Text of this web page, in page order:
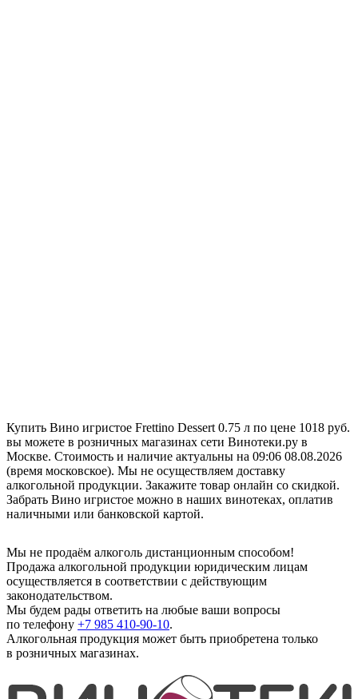
Купить Вино игристое Frettino Dessert 0.75 л по цене 1018 руб.
вы можете в розничных магазинах сети Винотеки.ру в
Москве. Стоимость и наличие актуальны на 09:06 08.08.2026
(время московское). Мы не осуществляем доставку
алкогольной продукции. Закажите товар онлайн со скидкой.
Забрать Вино игристое можно в наших винотеках, оплатив
наличными или банковской картой.
Мы не продаём алкоголь дистанционным способом!
Продажа алкогольной продукции юридическим лицам
осуществляется в соответствии с действующим
законодательством.
Мы будем рады ответить на любые ваши вопросы
по телефону +7 985 410-90-10.
Алкогольная продукция может быть приобретена только
в розничных магазинах.